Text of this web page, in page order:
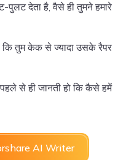
देता है, वैसे ही तुमने हमारे
कि तुम केक से ज्यादा उसके रैपर
से ही जानती हो कि कैसे हमें
AI Writer